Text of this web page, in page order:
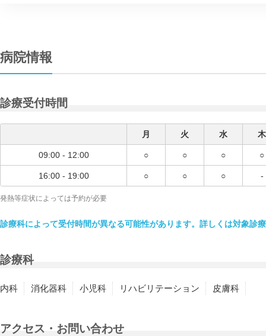
病院情報
診療受付時間
月 火 水 木
09:00 - 12:00 ○ ○ ○ ○
16:00 - 19:00 ○ ○ ○ -
発熱等症状によっては予約が必要
診療科によって受付時間が異なる可能性があります。詳しくは対象診
診療科
内科 消化器科 小児科 リハビリテーション 皮膚科
アクセス・お問い合わせ